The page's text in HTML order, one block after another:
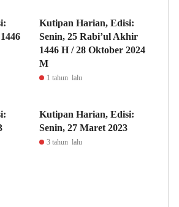
Kutipan Harian, Edisi:
Senin, 25 Rabi’ul Akhir
1446 H / 28 Oktober 2024
M
1 tahun lalu
Kutipan Harian, Edisi:
Senin, 27 Maret 2023
3 tahun lalu